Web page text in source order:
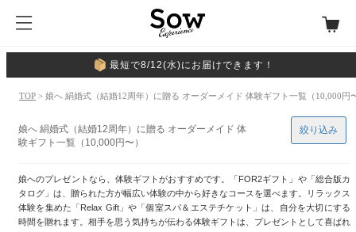
最短で8/12(水)にお届けできます！
TOP > 娘へ 絹婚式（結婚12周年）に贈る オーダーメイド 体験ギフト一覧（10,000円
娘へ 絹婚式（結婚12周年）に贈る オーダーメイド 体
験ギフト一覧（10,000円〜）
娘へのプレゼントなら、体験ギフトがおすすめです。「FOR2ギフト」や「総合版カ
タログ」は、贈られた方が幅広い体験の中から好きなコースを選べます。リラックス
体験を集めた「Relax Gift」や「個室スパ＆エステチケット」は、自分を大切にする
時間を贈れます。相手を思う気持ちが伝わる体験ギフトは、プレゼントとして喜ばれ
絞り込み